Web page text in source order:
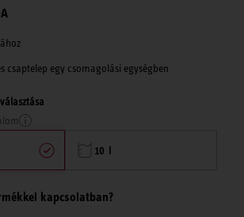
csaptelep egy csomagolási egységben
10 l
kapcsolatban?